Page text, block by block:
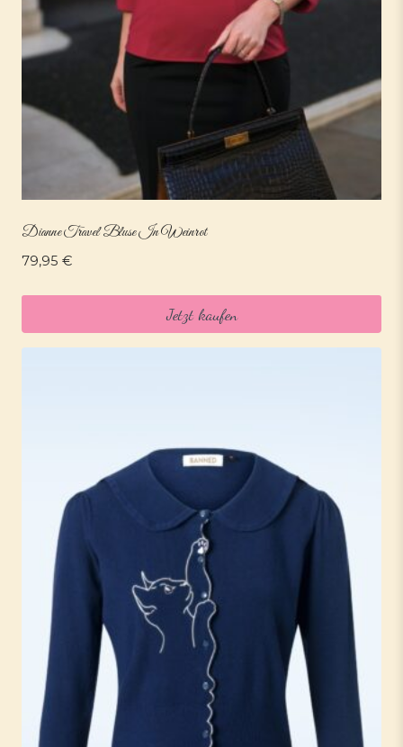
Dianne Travel Bluse In Weinrot
79,95 €
Jetzt kaufen